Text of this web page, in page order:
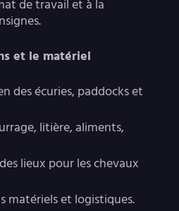
de travail et à la
et le matériel
des écuries, paddocks et
litière, aliments,
lieux pour les chevaux
matériels et logistiques.